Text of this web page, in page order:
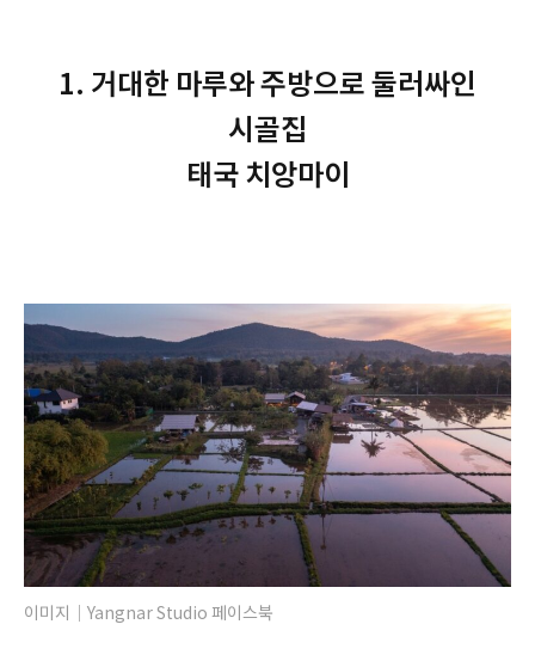
1. 거대한 마루와 주방으로 둘러싸인
시골집
태국 치앙마이
이미지｜Yangnar Studio 페이스북